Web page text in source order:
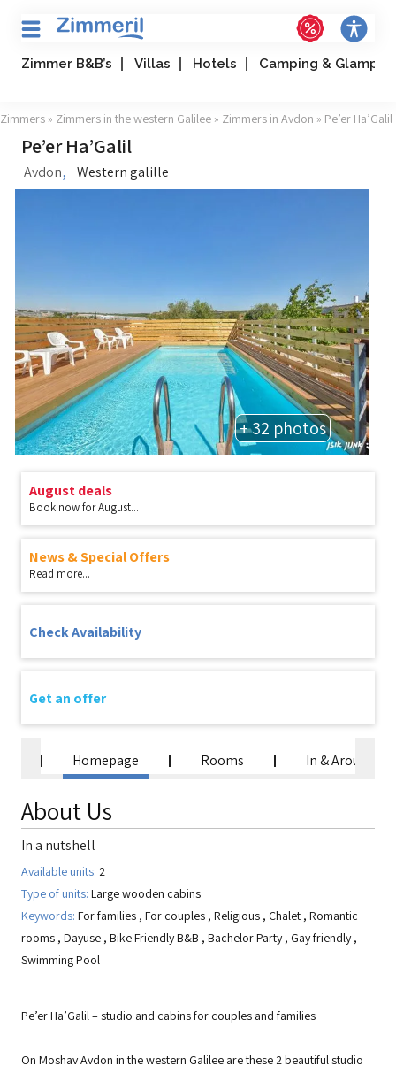
Zimmer B&B’s Villas Hotels Camping &
Zimmers » Zimmers in the western Galilee » Zimmers in Avdon » Pe’er Ha’Galil
Pe’er Ha’Galil
Avdon, Western galille
+ 32 photos
Homepage Rooms In & Around
About Us
In a nutshell
Available units: 2
Type of units: Large wooden cabins
Keywords: For families , For couples , Religious , Chalet , Romantic
rooms , Dayuse , Bike Friendly B&B , Bachelor Party, Gay friendly,
Swimming Pool
Pe’er Ha’Galil – studio and cabins for couples and families
On Moshav Avdon in the western Galilee are these 2 beautiful studio
August deals
Book now for August...
News & Special Offers
Read more...
Check Availability
Get an offer